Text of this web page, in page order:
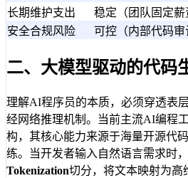
长期维护支出
稳定（团队固定薪
安全合规风险
可控（内部代码审
二、大模型驱动的代码
理解AI程序员的本质，必须穿透表
经网络推理机制。当前主流AI编程
构，其核心能力来源于海量开源代
练。当开发者输入自然语言需求时
Tokenization切分，将文本映射为高